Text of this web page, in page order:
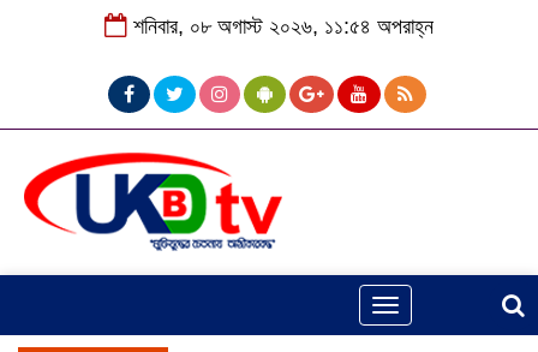
শনিবার, ০৮ অগাস্ট ২০২৬, ১১:৫৪ অপরাহ্ন
Toggle
navigation